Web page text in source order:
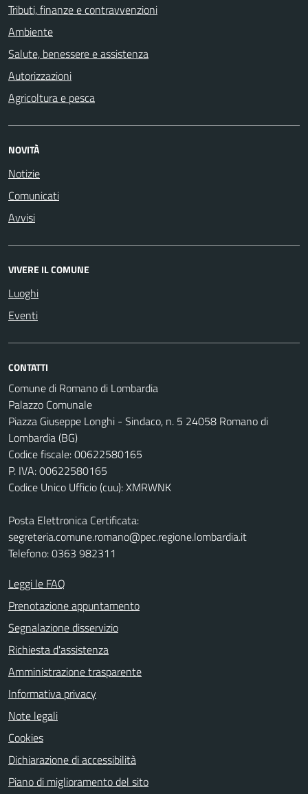
Tributi, finanze e contravvenzioni
Ambiente
Salute, benessere e assistenza
Autorizzazioni
Agricoltura e pesca
NOVITÀ
Notizie
Comunicati
Avvisi
VIVERE IL COMUNE
Luoghi
Eventi
CONTATTI
Comune di Romano di Lombardia
Palazzo Comunale
Piazza Giuseppe Longhi - Sindaco, n. 5 24058 Romano di
Lombardia (BG)
Codice fiscale: 00622580165
P. IVA: 00622580165
Codice Unico Ufficio (cuu): XMRWNK
Posta Elettronica Certificata:
segreteria.comune.romano@pec.regione.lombardia.it
Telefono: 0363 982311
Leggi le FAQ
Prenotazione appuntamento
Segnalazione disservizio
Richiesta d'assistenza
Amministrazione trasparente
Informativa privacy
Note legali
Cookies
Dichiarazione di accessibilità
Piano di miglioramento del sito